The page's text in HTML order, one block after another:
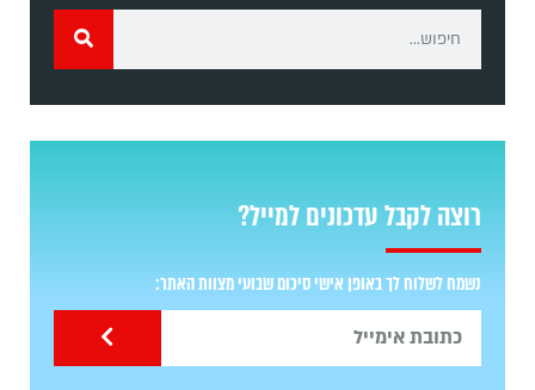
רוצה לקבל עדכונים למייל?
נשמח לשלוח לך באופן אישי סיכום שבועי מצוות האתר: